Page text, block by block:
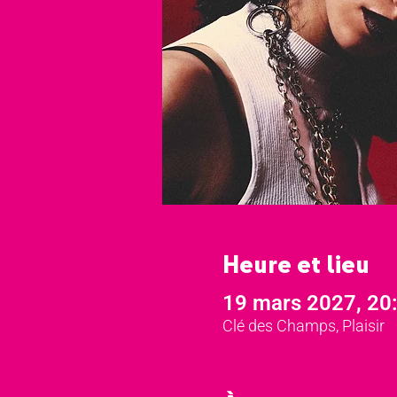
Heure et lieu
19 mars 2027,
Clé des Champs, Plaisir